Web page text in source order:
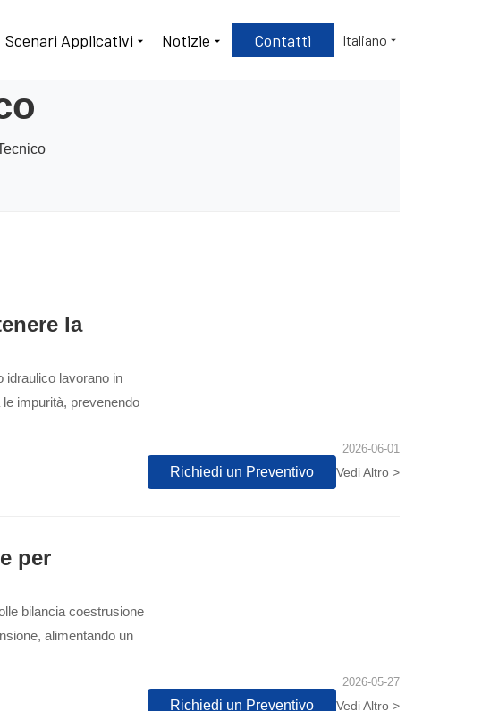
Scenari Applicativi Notizie Contatti Italiano
la
idraulico lavorano in
impurità, prevenendo
2026-06-01
Richiedi un Preventivo Vedi Altro >
per
bilancia coestrusione
alimentando un
2026-05-27
Richiedi un Preventivo Vedi Altro >